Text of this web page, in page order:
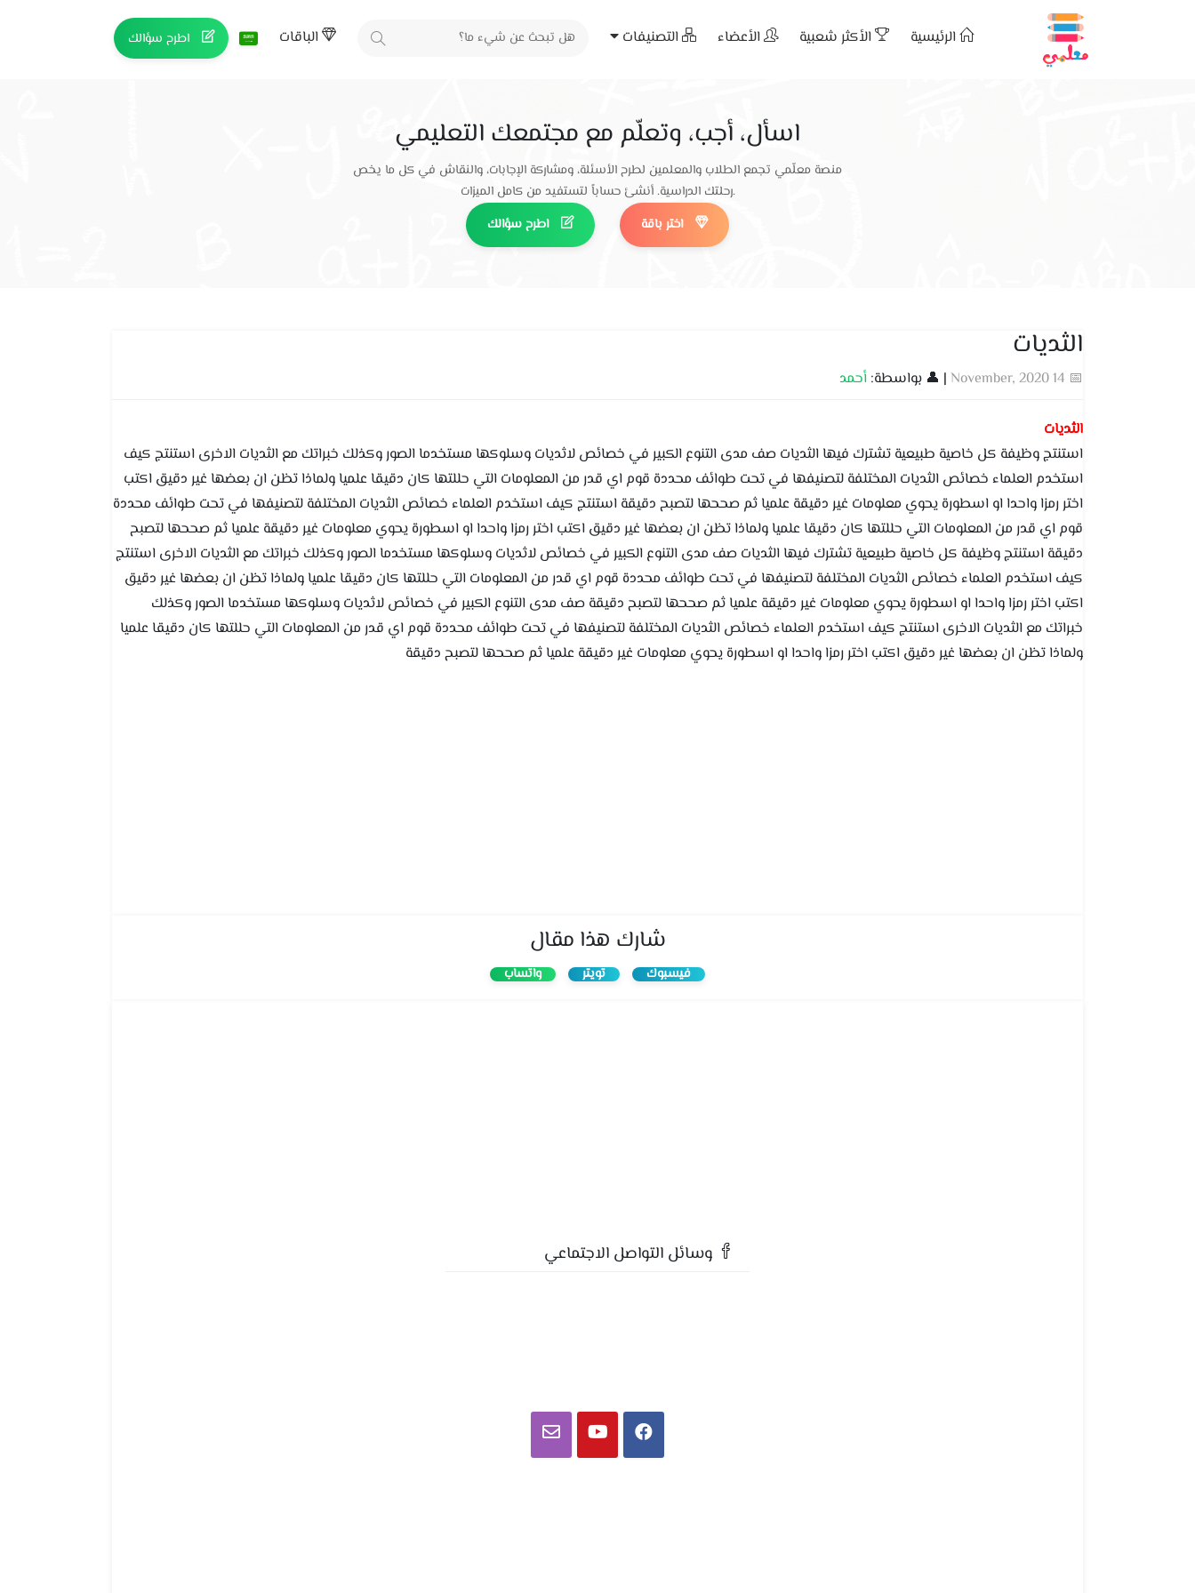
الرئيسية الأكثر شعبية الأعضاء التصنيفات الباقات اطرح سؤالك
اسأل، أجب، وتعلّم مع مجتمعك التعليمي
منصة معلّمي تجمع الطلاب والمعلمين لطرح الأسئلة، ومشاركة الإجابات، والنقاش في كل ما يخص
رحلتك الدراسية. أنشئ حساباً لتستفيد من كامل الميزات.
اطرح سؤالك
اختر باقة
الثديات
📅 14 November, 2020 | 👤 بواسطة: أحمد
الثديات
استنتج وظيفة كل خاصية طبيعية تشترك فيها الثديات صف مدى التنوع الكبير في خصائص لاثديات وسلوكها مستخدما الصور وكذلك خبراتك مع الثديات الاخرى استنتج كيف
استخدم العلماء خصائص الثديات المختلفة لتصنيفها في تحت طوائف محددة قوم اي قدر من المعلومات التي حللتها كان دقيقا علميا ولماذا تظن ان بعضها غير دقيق اكتب
اختر رمزا واحدا او اسطورة يحوي معلومات غير دقيقة علميا ثم صححها لتصبح دقيقة استنتج كيف استخدم العلماء خصائص الثديات المختلفة لتصنيفها في تحت طوائف محددة
قوم اي قدر من المعلومات التي حللتها كان دقيقا علميا ولماذا تظن ان بعضها غير دقيق اكتب اختر رمزا واحدا او اسطورة يحوي معلومات غير دقيقة علميا ثم صححها لتصبح
دقيقة استنتج وظيفة كل خاصية طبيعية تشترك فيها الثديات صف مدى التنوع الكبير في خصائص لاثديات وسلوكها مستخدما الصور وكذلك خبراتك مع الثديات الاخرى استنتج
كيف استخدم العلماء خصائص الثديات المختلفة لتصنيفها في تحت طوائف محددة قوم اي قدر من المعلومات التي حللتها كان دقيقا علميا ولماذا تظن ان بعضها غير دقيق
اكتب اختر رمزا واحدا او اسطورة يحوي معلومات غير دقيقة علميا ثم صححها لتصبح دقيقة صف مدى التنوع الكبير في خصائص لاثديات وسلوكها مستخدما الصور وكذلك
خبراتك مع الثديات الاخرى استنتج كيف استخدم العلماء خصائص الثديات المختلفة لتصنيفها في تحت طوائف محددة قوم اي قدر من المعلومات التي حللتها كان دقيقا علميا
ولماذا تظن ان بعضها غير دقيق اكتب اختر رمزا واحدا او اسطورة يحوي معلومات غير دقيقة علميا ثم صححها لتصبح دقيقة
شارك هذا مقال
فيسبوك تويتر واتساب
وسائل التواصل الاجتماعي